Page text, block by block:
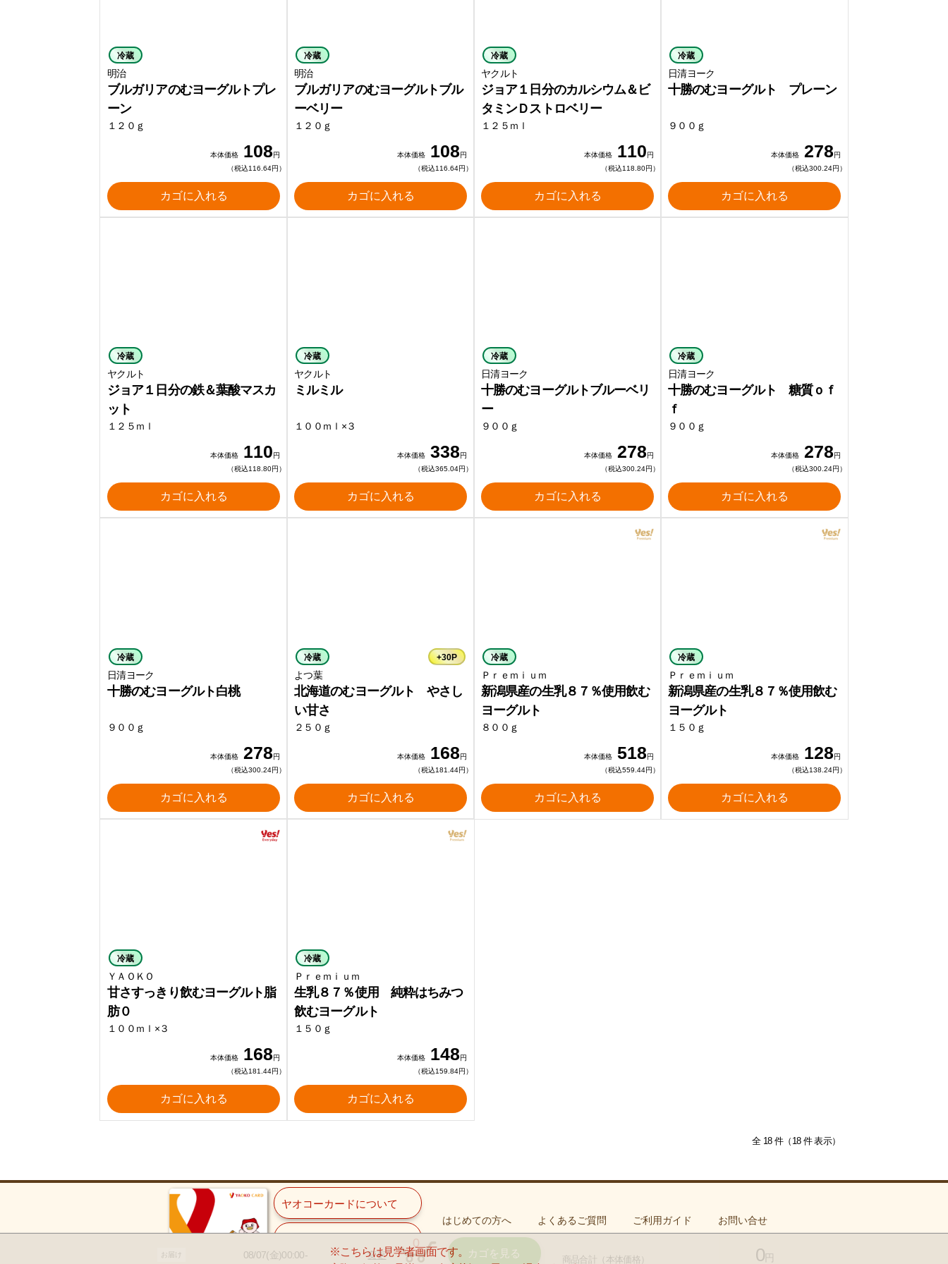
冷蔵
明治
ブルガリアのむヨーグルトプレ
ーン
１２０ｇ
本体価格 108円
（税込116.64円）
カゴに入れる
冷蔵
明治
ブルガリアのむヨーグルトブル
ーベリー
１２０ｇ
本体価格 108円
（税込116.64円）
カゴに入れる
冷蔵
ヤクルト
ジョア１日分のカルシウム＆ビ
タミンＤストロベリー
１２５ｍｌ
本体価格 110円
（税込118.80円）
カゴに入れる
冷蔵
日清ヨーク
十勝のむヨーグルト プレーン
９００ｇ
本体価格 278円
（税込300.24円）
カゴに入れる
冷蔵
ヤクルト
ジョア１日分の鉄＆葉酸マスカ
ット
１２５ｍｌ
本体価格 110円
（税込118.80円）
カゴに入れる
冷蔵
ヤクルト
ミルミル
１００ｍｌ×３
本体価格 338円
（税込365.04円）
カゴに入れる
冷蔵
日清ヨーク
十勝のむヨーグルトブルーベリ
ー
９００ｇ
本体価格 278円
（税込300.24円）
カゴに入れる
冷蔵
日清ヨーク
十勝のむヨーグルト 糖質ｏｆ
ｆ
９００ｇ
本体価格 278円
（税込300.24円）
カゴに入れる
冷蔵
日清ヨーク
十勝のむヨーグルト白桃
９００ｇ
本体価格 278円
（税込300.24円）
カゴに入れる
冷蔵 +30P
よつ葉
北海道のむヨーグルト やさし
い甘さ
２５０ｇ
本体価格 168円
（税込181.44円）
カゴに入れる
冷蔵
Ｐｒｅｍｉｕｍ
新潟県産の生乳８７％使用飲む
ヨーグルト
８００ｇ
本体価格 518円
（税込559.44円）
カゴに入れる
冷蔵
Ｐｒｅｍｉｕｍ
新潟県産の生乳８７％使用飲む
ヨーグルト
１５０ｇ
本体価格 128円
（税込138.24円）
カゴに入れる
冷蔵
ＹＡＯＫＯ
甘さすっきり飲むヨーグルト脂
肪０
１００ｍｌ×３
本体価格 168円
（税込181.44円）
カゴに入れる
冷蔵
Ｐｒｅｍｉｕｍ
生乳８７％使用 純粋はちみつ
飲むヨーグルト
１５０ｇ
本体価格 148円
（税込159.84円）
カゴに入れる
全 18 件（18 件 表示）
お届け 08/07(金)00:00- 変更
0
カゴを見る 商品合計 （本体価格） 0円
※こちらは見学者画面です。
ヤオコーカードについて
はじめての方へ よくあるご質問 ご利用ガイド お問い合せ